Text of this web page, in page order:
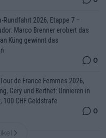
Rundfahrt 2026, Etappe 7 –
Marco Brenner erobert das
Küng gewinnt das
0
de France Femmes 2026,
Gery und Berthet: Urinieren in
CHF Geldstrafe
0